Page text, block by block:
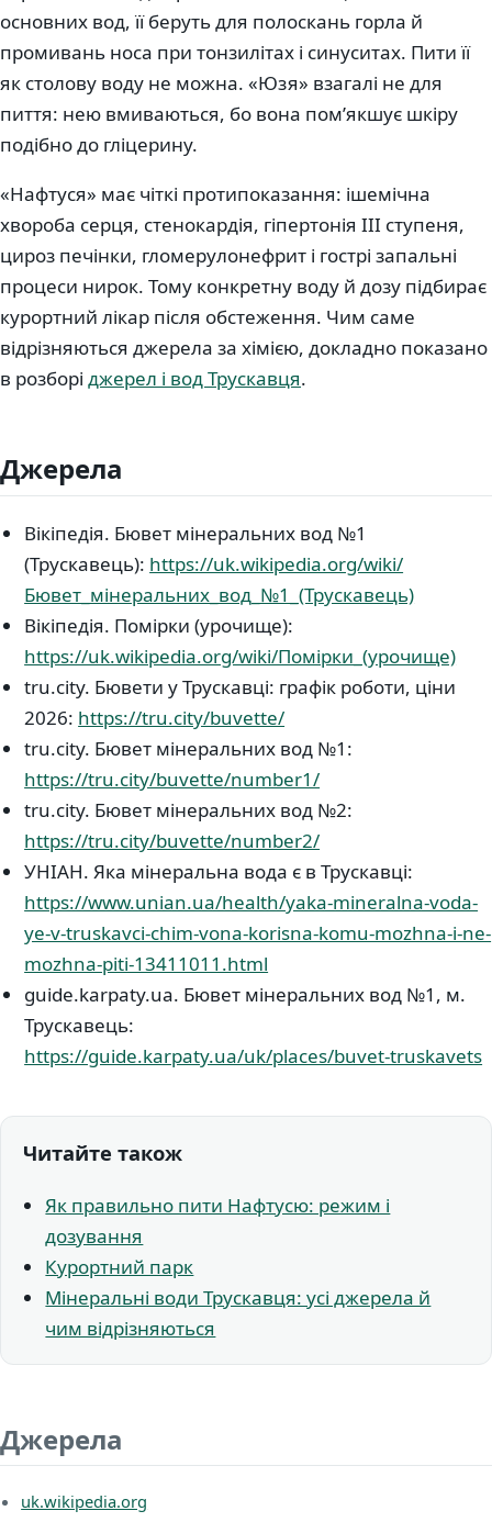
основних вод, її беруть для полоскань горла й
промивань носа при тонзилітах і синуситах. Пити її
як столову воду не можна. «Юзя» взагалі не для
пиття: нею вмиваються, бо вона пом’якшує шкіру
подібно до гліцерину.
«Нафтуся» має чіткі протипоказання: ішемічна
хвороба серця, стенокардія, гіпертонія III ступеня,
цироз печінки, гломерулонефрит і гострі запальні
процеси нирок. Тому конкретну воду й дозу підбирає
курортний лікар після обстеження. Чим саме
відрізняються джерела за хімією, докладно показано
в розборі джерел і вод Трускавця.
Джерела
Вікіпедія. Бювет мінеральних вод №1
(Трускавець): https://uk.wikipedia.org/wiki/
Бювет_мінеральних_вод_№1_(Трускавець)
Вікіпедія. Помірки (урочище):
https://uk.wikipedia.org/wiki/Помірки_(урочище)
tru.city. Бювети у Трускавці: графік роботи, ціни
2026: https://tru.city/buvette/
tru.city. Бювет мінеральних вод №1:
https://tru.city/buvette/number1/
tru.city. Бювет мінеральних вод №2:
https://tru.city/buvette/number2/
УНІАН. Яка мінеральна вода є в Трускавці:
https://www.unian.ua/health/yaka-mineralna-voda-
ye-v-truskavci-chim-vona-korisna-komu-mozhna-i-ne-
mozhna-piti-13411011.html
guide.karpaty.ua. Бювет мінеральних вод №1, м.
Трускавець:
https://guide.karpaty.ua/uk/places/buvet-truskavets
Читайте також
Як правильно пити Нафтусю: режим і
дозування
Курортний парк
Мінеральні води Трускавця: усі джерела й
чим відрізняються
Джерела
uk.wikipedia.org